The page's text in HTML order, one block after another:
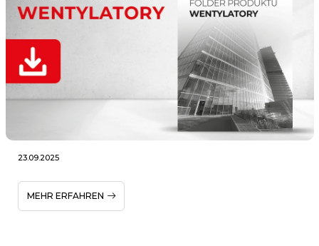
23.09.2025
MEHR ERFAHREN